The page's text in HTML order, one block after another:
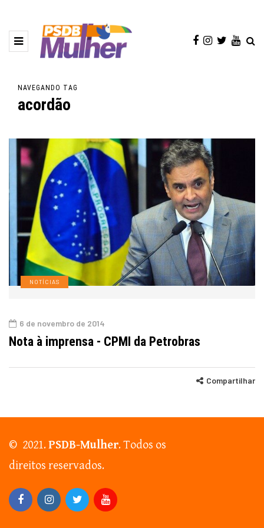
NAVEGANDO TAG
acordão
NOTÍCIAS
6 de novembro de 2014
Nota à imprensa - CPMI da Petrobras
Compartilhar
© 2021.PSDB-Mulher. Todos os
direitos reservados.